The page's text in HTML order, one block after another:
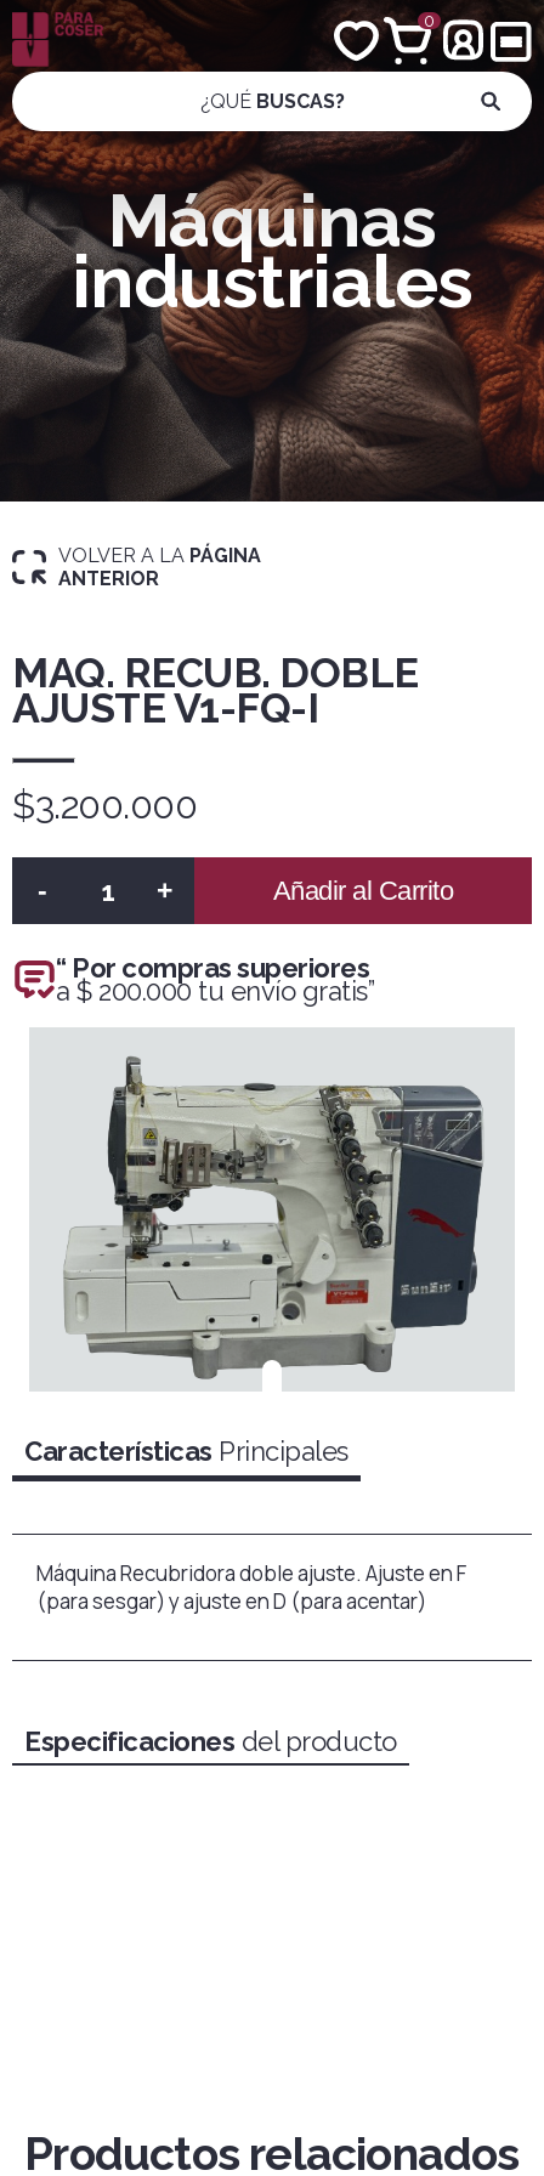
¿QUÉ BUSCAS?
0
Máquinas
industriales
VOLVER A LA PÁGINA
ANTERIOR
MAQ. RECUB. DOBLE
AJUSTE V1-FQ-I
$3.200.000
- + Añadir al Carrito
“ Por compras superiores
a $ 200.000 tu envío gratis”
Características Principales
Máquina Recubridora doble ajuste. Ajuste en F
(para sesgar) y ajuste en D (para acentar)
Especificaciones del producto
Productos relacionados